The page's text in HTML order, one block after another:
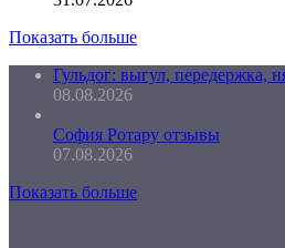
Показать больше
Гульдог: выгул, передержка,
08.08.2026
София Ротару отзывы
07.08.2026
Показать больше